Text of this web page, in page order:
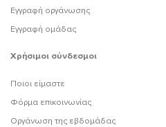
Εγγραφή οργάνωσης
Εγγραφή ομάδας
Χρήσιμοι σύνδεσμοι
Ποιοι είμαστε
Φόρμα επικοινωνίας
Οργάνωση της εβδομάδας